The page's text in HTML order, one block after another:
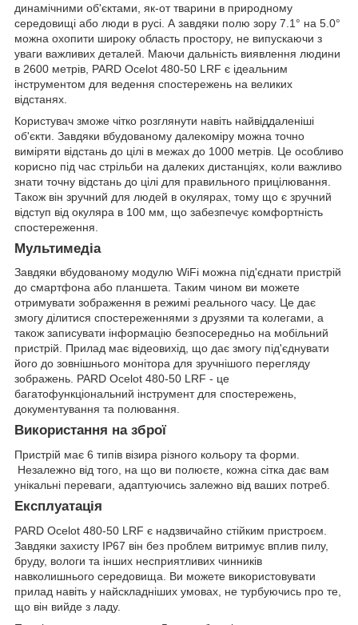
динамічними об'єктами, як-от тварини в природному
середовищі або люди в русі. А завдяки полю зору 7.1° на 5.0°
можна охопити широку область простору, не випускаючи з
уваги важливих деталей. Маючи дальність виявлення людини
в 2600 метрів, PARD Ocelot 480-50 LRF є ідеальним
інструментом для ведення спостережень на великих
відстанях.
Користувач зможе чітко розглянути навіть найвіддаленіші
об'єкти. Завдяки вбудованому далекоміру можна точно
виміряти відстань до цілі в межах до 1000 метрів. Це особливо
корисно під час стрільби на далеких дистанціях, коли важливо
знати точну відстань до цілі для правильного прицілювання.
Також він зручний для людей в окулярах, тому що є зручний
відступ від окуляра в 100 мм, що забезпечує комфортність
спостереження.
Мультимедіа
Завдяки вбудованому модулю WiFi можна під'єднати пристрій
до смартфона або планшета. Таким чином ви можете
отримувати зображення в режимі реального часу. Це дає
змогу ділитися спостереженнями з друзями та колегами, а
також записувати інформацію безпосередньо на мобільний
пристрій. Прилад має відеовихід, що дає змогу під'єднувати
його до зовнішнього монітора для зручнішого перегляду
зображень. PARD Ocelot 480-50 LRF - це
багатофункціональний інструмент для спостережень,
документування та полювання.
Використання на зброї
Пристрій має 6 типів візира різного кольору та форми.
Незалежно від того, на що ви полюєте, кожна сітка дає вам
унікальні переваги, адаптуючись залежно від ваших потреб.
Експлуатація
PARD Ocelot 480-50 LRF є надзвичайно стійким пристроєм.
Завдяки захисту IP67 він без проблем витримує вплив пилу,
бруду, вологи та інших несприятливих чинників
навколишнього середовища. Ви можете використовувати
прилад навіть у найскладніших умовах, не турбуючись про те,
що він вийде з ладу.